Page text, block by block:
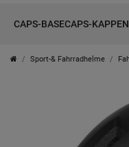
CAPS-BASECAPS-KAPPEN
Sport-& Fahrradhelme